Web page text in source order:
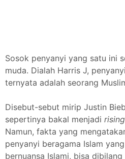
Sosok penyanyi yang satu ini
muda. Dialah Harris J,
ternyata adalah seorang
Disebut-sebut mirip Justin
sepertinya bakal menjadi
Namun, fakta yang
penyanyi beragama Islam
bernuansa Islami, bisa